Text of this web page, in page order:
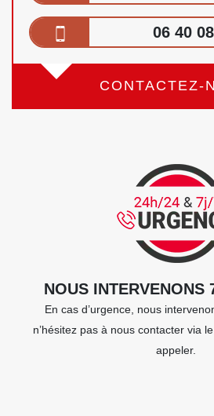
06 40
CONTACTEZ-
NOUS INTERVENONS
En cas d’urgence, nous
n’hésitez pas à nous contacter via
appeler.